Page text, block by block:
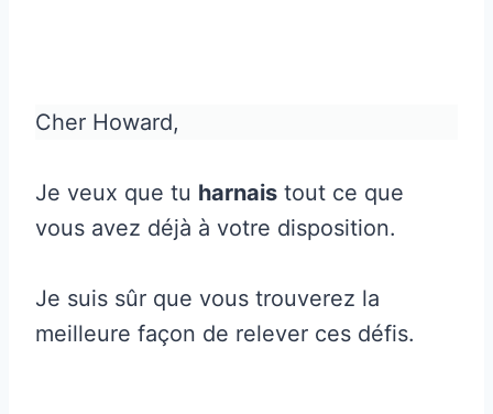
Cher Howard,
Je veux que tu harnais tout ce que
vous avez déjà à votre disposition.
Je suis sûr que vous trouverez la
meilleure façon de relever ces défis.